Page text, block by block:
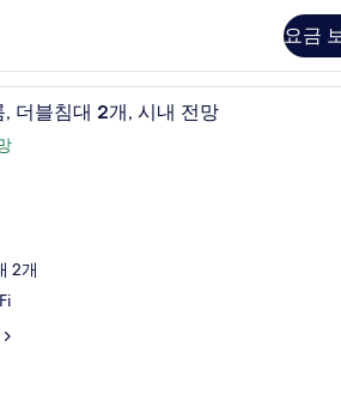
요금
, 더블침대 2개, 시내 전망
2개